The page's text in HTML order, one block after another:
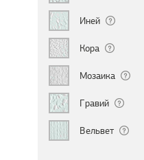
Иней
Кора
Мозаика
Гравий
Вельвет